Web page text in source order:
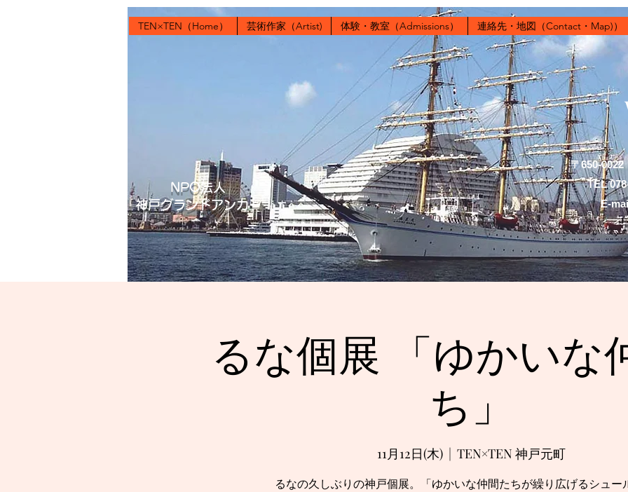
​NPO法人
​神戸グランドアンカー
〒650-
TEL
E-
TEN×TEN（Home） 芸術作家（Artist) 体験・教室（Admissions） 連絡先・地図（Contact・Map)）
るな個展 「ゆかいな
ち」
11月12日(木)
  |
TEN×TEN 神戸元町
るなの久しぶりの神戸個展。「ゆかいな仲間たちが繰り広げるシュー